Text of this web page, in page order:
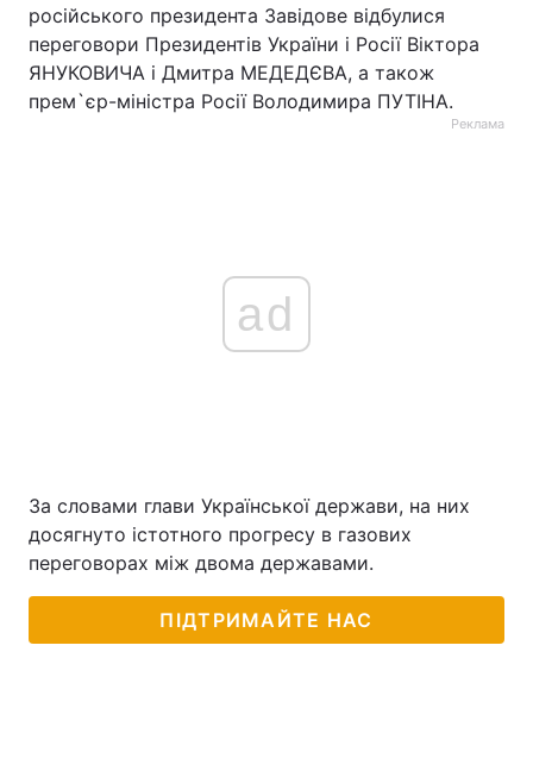
російського президента Завідове відбулися
переговори Президентів України і Росії Віктора
ЯНУКОВИЧА і Дмитра МЕДЕДЄВА, а також
прем`єр-міністра Росії Володимира ПУТІНА.
Реклама
ad
За словами глави Української держави, на них
досягнуто істотного прогресу в газових
переговорах між двома державами.
ПІДТРИМАЙТЕ НАС